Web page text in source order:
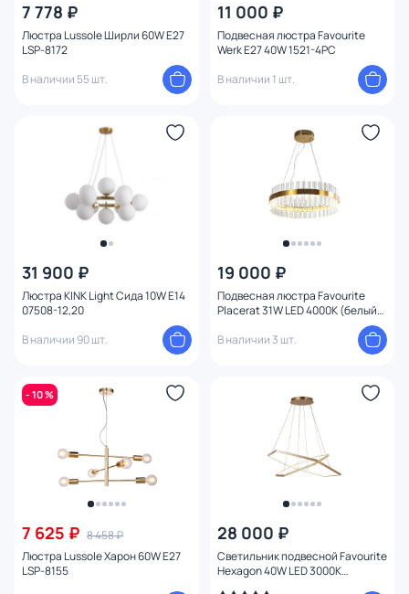
7 778 ₽
Люстра Lussole Ширли 60W E27
LSP-8172
В наличии 55 шт.
11 000 ₽
Подвесная люстра Favourite
Werk E27 40W 1521-4PC
В наличии 1 шт.
31 900 ₽
Люстра KINK Light Сида 10W E14
07508-12,20
В наличии 90 шт.
19 000 ₽
Подвесная люстра Favourite
Placerat 31W LED 4000К (белый)
В наличии 3 шт.
- 10 %
7 625 ₽ 8 458 ₽
Люстра Lussole Харон 60W E27
LSP-8155
28 000 ₽
Светильник подвесной Favourite
Hexagon 40W LED 3000К